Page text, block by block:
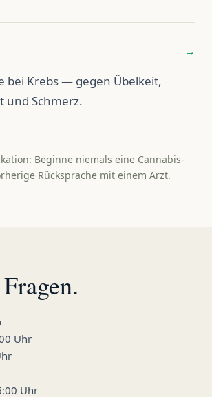
bei Krebs — gegen Übelkeit,
und Schmerz.
→
Beginne niemals eine Cannabis-
Rücksprache mit einem Arzt.
Uhr
Uhr